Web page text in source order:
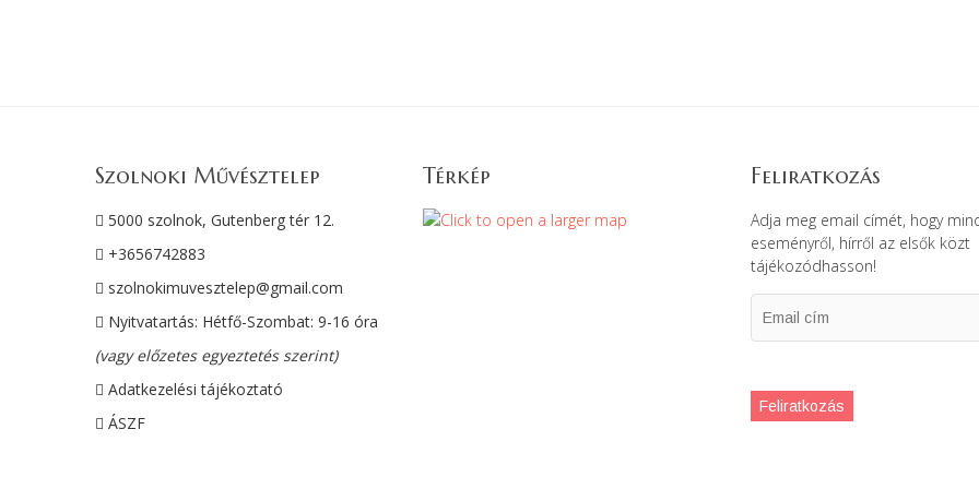
Szolnoki Művésztelep
5000 szolnok, Gutenberg tér 12.
+3656742883
szolnokimuvesztelep@gmail.com
Nyitvatartás: Hétfő-Szombat: 9-16 óra
(vagy előzetes egyeztetés szerint)
Adatkezelési tájékoztató
ÁSZF
Térkép Feliratkozás
Adja meg email címét, hogy
eseményről, hírről az elsők közt
tájékozódhasson!
cím
Feliratkozás